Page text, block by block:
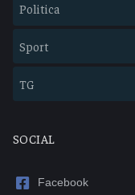
Politica
Sport
TG
SOCIAL
Facebook